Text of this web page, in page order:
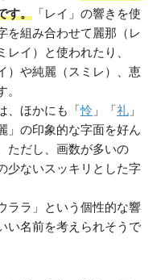
す。「レイ」の響きを使
を組み合わせて麗那（レ
イ）と使われたり、
）や純麗（スミレ）、恵
、ほかにも「怜」「礼」
」の印象的な字面を好ん
ただし、画数が多いの
少ないスッキリとした字
ララ」という個性的な響
い名前を考えられそうで